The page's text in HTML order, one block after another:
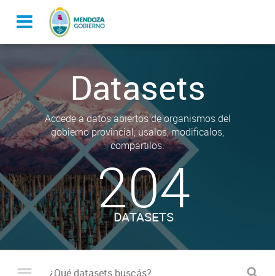
Datasets
Accede a datos abiertos de organismos del
gobierno provincial, usalos, modificalos,
compartilos.
204
DATASETS